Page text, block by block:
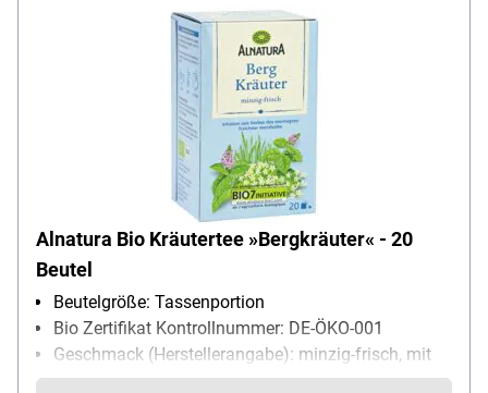
Alnatura Bio Kräutertee »Bergkräuter« - 20
Beutel
Beutelgröße: Tassenportion
Bio Zertifikat Kontrollnummer: DE-ÖKO-001
Geschmack (Herstellerangabe): minzig-frisch, mit
feinem Blütenaroma